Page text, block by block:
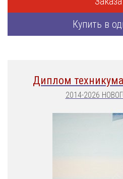
Купить в
Диплом
2014-2026